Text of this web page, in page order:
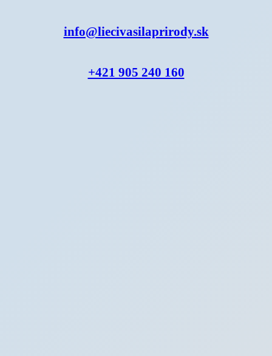
info@liecivasilaprirody.sk
+421 905 240 160